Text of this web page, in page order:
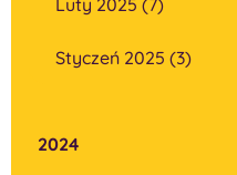
Styczeń 2025 (3)
2024